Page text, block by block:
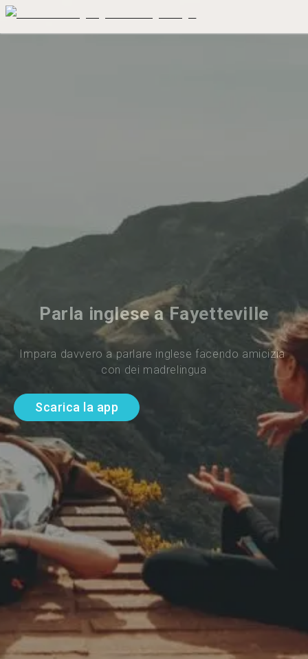
Parla inglese a Fayetteville
Impara davvero a parlare inglese facendo amicizia
con dei madrelingua
Scarica la app